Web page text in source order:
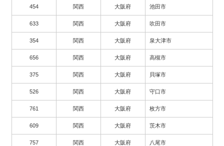
454 関西 大阪府 池田市
633 関西 大阪府 吹田市
354 関西 大阪府 泉大津市
656 関西 大阪府 高槻市
375 関西 大阪府 貝塚市
526 関西 大阪府 守口市
761 関西 大阪府 枚方市
609 関西 大阪府 茨木市
757 関西 大阪府 八尾市